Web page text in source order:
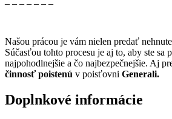
Našou prácou je vám nielen predať
Súčasťou tohto procesu je aj to, aby ste sa
najpohodlnejšie a čo najbezpečnejšie. Aj
činnosť poistenú v poisťovni Generali.
Doplnkové informácie